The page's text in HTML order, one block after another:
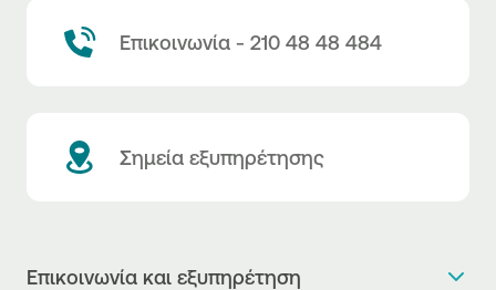
Επικοινωνία - 210 48 48 484
Σημεία εξυπηρέτησης
Επικοινωνία και εξυπηρέτηση